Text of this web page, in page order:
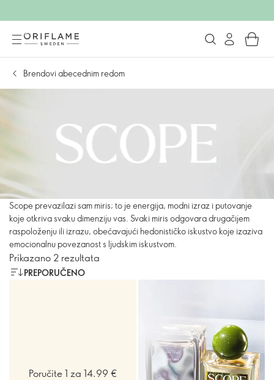
Brendovi abecednim redom
Scope prevazilazi sam miris; to je energija, modni izraz i putovanje
koje otkriva svaku dimenziju vas. Svaki miris odgovara drugačijem
raspoloženju ili izrazu, obećavajući hedonističko iskustvo koje izaziva
emocionalnu povezanost s ljudskim iskustvom.
Prikazano 2 rezultata
PREPORUČENO
Poručite 1 za 14.99 €